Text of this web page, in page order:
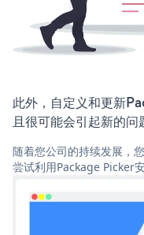
此外，自定义和更新
且很可能会引起新的问
随着您公司的持续发展，
尝试利用Package Picker安